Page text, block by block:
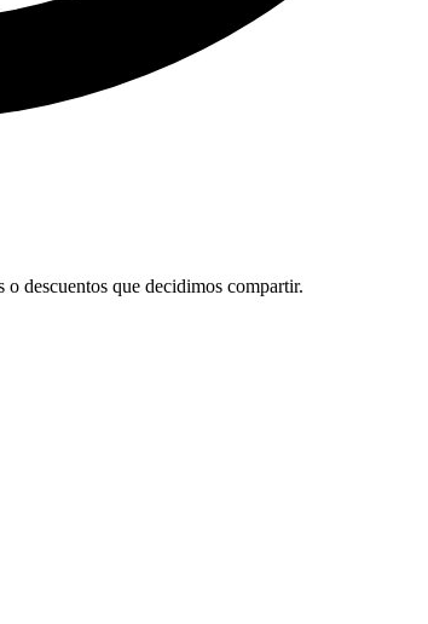
descuentos que decidimos compartir.